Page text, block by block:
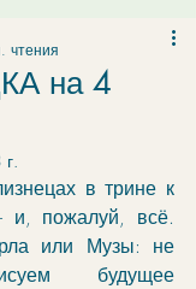
на 4
чтения
в трине к
и, пожалуй, всё.
или Музы: не
будущее